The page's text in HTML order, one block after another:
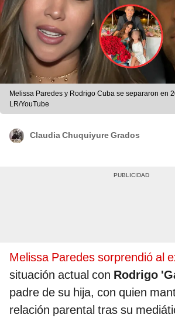
Melissa Paredes y Rodrigo Cuba se separaron en
LR/YouTube
Claudia Chuquiyure Grados
Melissa Paredes sorprendió al
situación actual con Rodrigo
padre de su hija, con quien
relación parental tras su